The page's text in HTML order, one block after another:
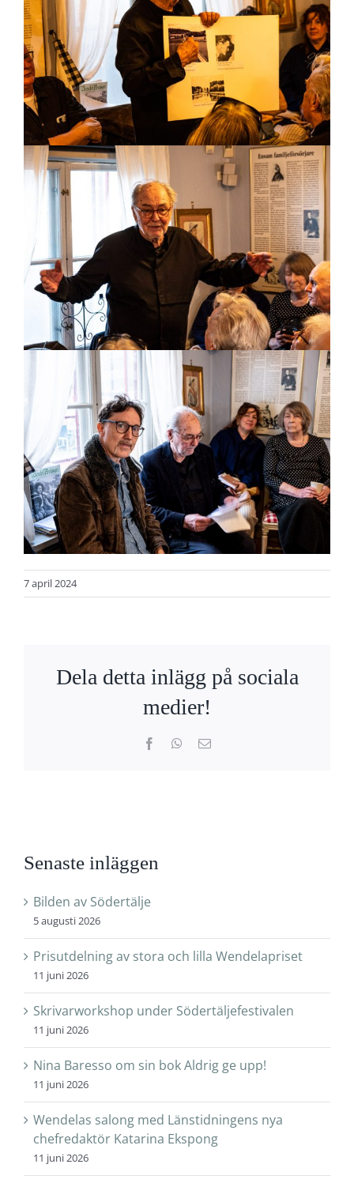
7 april 2024
Dela detta inlägg på sociala
medier!
FacebookWhatsApp
E-
Senaste inläggen
Bilden av Södertälje
5 augusti 2026
Prisutdelning av stora och lilla Wendelapriset
11 juni 2026
Skrivarworkshop under Södertäljefestivalen
11 juni 2026
Nina Baresso om sin bok Aldrig ge upp!
11 juni 2026
Wendelas salong med Länstidningens nya
chefredaktör Katarina Ekspong
11 juni 2026